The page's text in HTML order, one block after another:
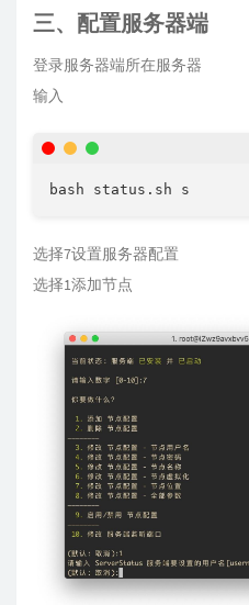
三、配置服务器端
登录服务器端所在服务器
输入
选择7设置服务器配置
选择1添加节点